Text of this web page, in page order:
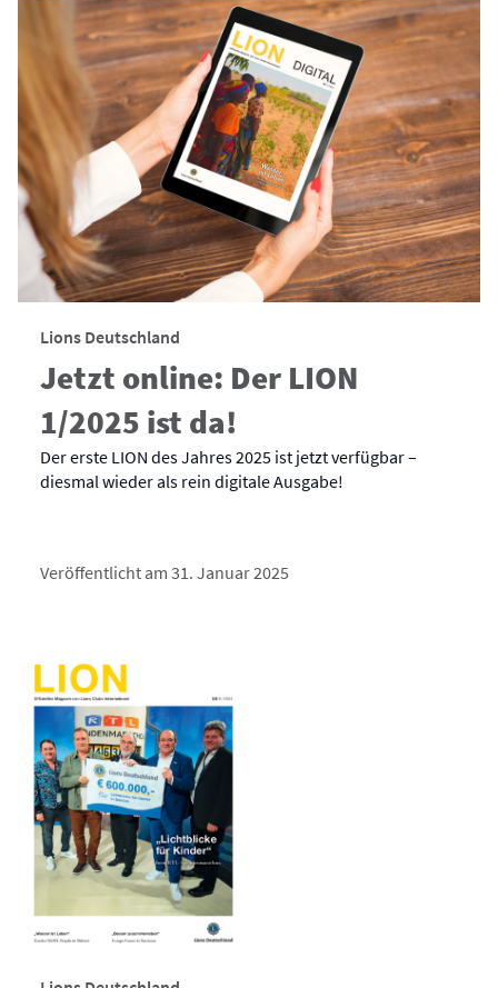
Lions Deutschland
Jetzt online: Der LION
1/2025 ist da!
Der erste LION des Jahres 2025 ist jetzt verfügbar –
diesmal wieder als rein digitale Ausgabe!
Veröffentlicht am 31. Januar 2025